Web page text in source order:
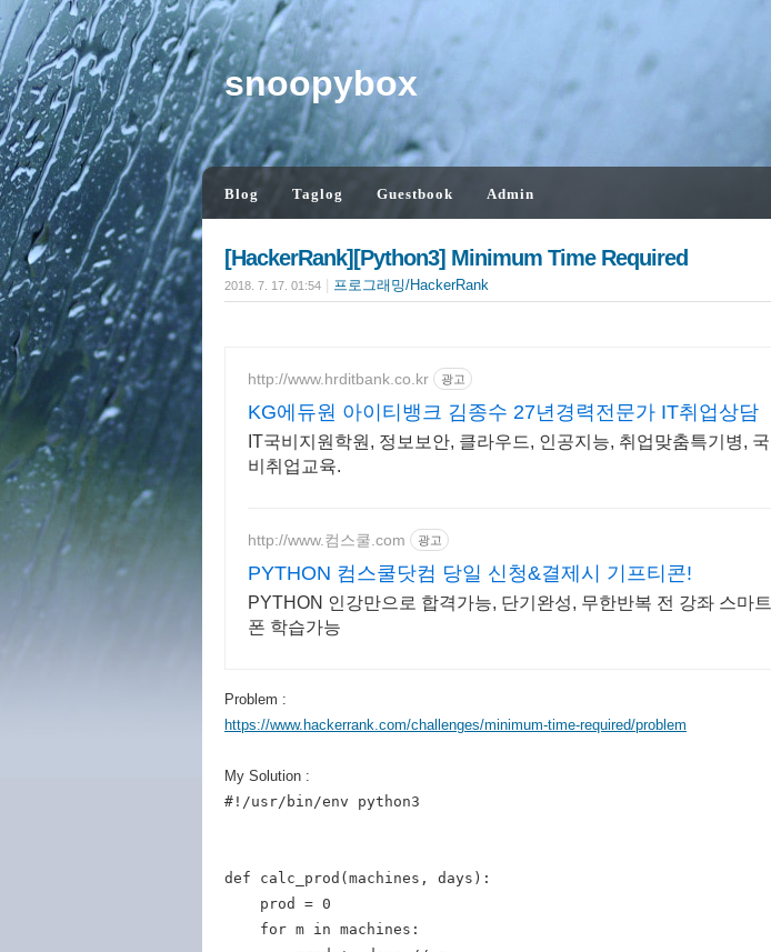
snoopybox
Blog Taglog Guestbook Admin
[HackerRank][Python3] Minimum Time Required
2018. 7. 17. 01:54 프로그래밍/HackerRank
http://www.hrditbank.co.kr 광고
KG에듀원 아이티뱅크 김종수 27년경력전문가 IT취업상담
IT국비지원학원, 정보보안, 클라우드, 인공지능, 취업맞춤특기병, 국
비취업교육.
http://www.컴스쿨.com 광고
PYTHON 컴스쿨닷컴 당일 신청&결제시 기프티콘!
PYTHON 인강만으로 합격가능, 단기완성, 무한반복 전 강좌 스마트
폰 학습가능
Problem :
https://www.hackerrank.com/challenges/minimum-time-required/problem
My Solution :
#!/usr/bin/env python3
def calc_prod(machines, days):
    prod = 0
    for m in machines: